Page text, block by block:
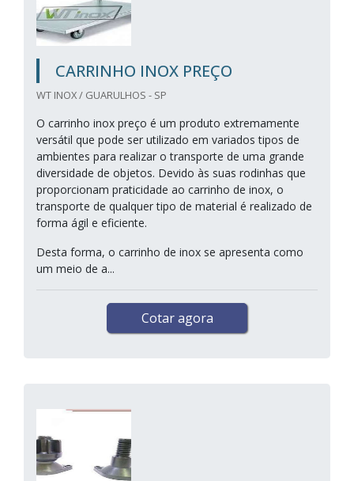
CARRINHO INOX PREÇO
WT INOX / GUARULHOS - SP
O carrinho inox preço é um produto extremamente
versátil que pode ser utilizado em variados tipos de
ambientes para realizar o transporte de uma grande
diversidade de objetos. Devido às suas rodinhas que
proporcionam praticidade ao carrinho de inox, o
transporte de qualquer tipo de material é realizado de
forma ágil e eficiente.
Desta forma, o carrinho de inox se apresenta como
um meio de a...
Cotar agora